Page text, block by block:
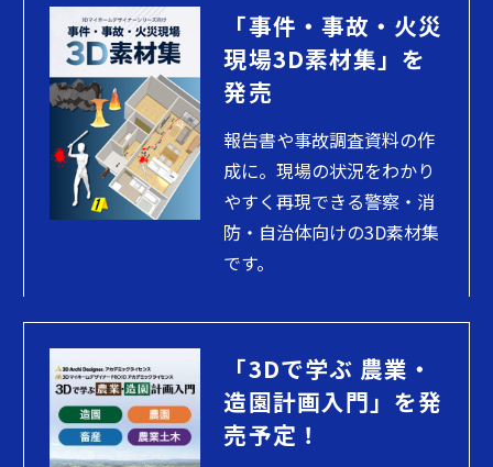
「事件・事故・火災
現場3D素材集」を
発売
報告書や事故調査資料の作
成に。現場の状況をわかり
やすく再現できる警察・消
防・自治体向けの3D素材集
です。
「3Dで学ぶ 農業・
造園計画入門」を発
売予定！